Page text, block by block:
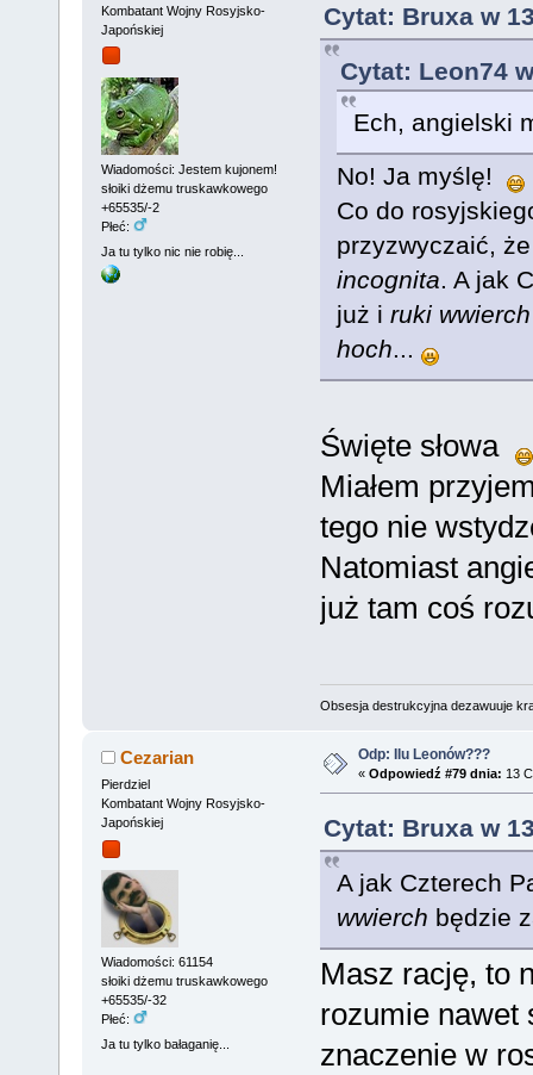
Kombatant Wojny Rosyjsko-
Japońskiej
Wiadomości: Jestem kujonem!
słoiki dżemu truskawkowego
+65535/-2
Płeć:
Ja tu tylko nic nie robię...
Cytat: Bruxa w
Cytat: Leon74
Ech, angielski
No! Ja myślę!
Co do
przyzwyczaić,
incognita. A jak
już i ruki wwierch
hoch...
Święte słowa
Miałem
tego nie
Natomiast
już tam coś
Obsesja destrukcyjna dezawuuje
Cezarian
Pierdziel
Kombatant Wojny Rosyjsko-
Japońskiej
Wiadomości: 61154
słoiki dżemu truskawkowego
+65535/-32
Płeć:
Ja tu tylko bałaganię...
Odp: Ilu Leonów???
« Odpowiedź #79 dnia: 13
Cytat: Bruxa w
A jak Czterech
wwierch będzie
Masz rację, to
rozumie nawet
znaczenie w